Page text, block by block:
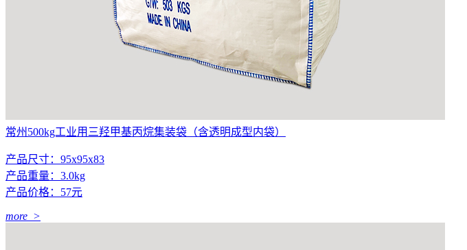
常州500kg工业用三羟甲基丙烷集装袋（含透明成型内袋）
产品尺寸：95x95x83
产品重量：3.0kg
产品价格：57元
more >